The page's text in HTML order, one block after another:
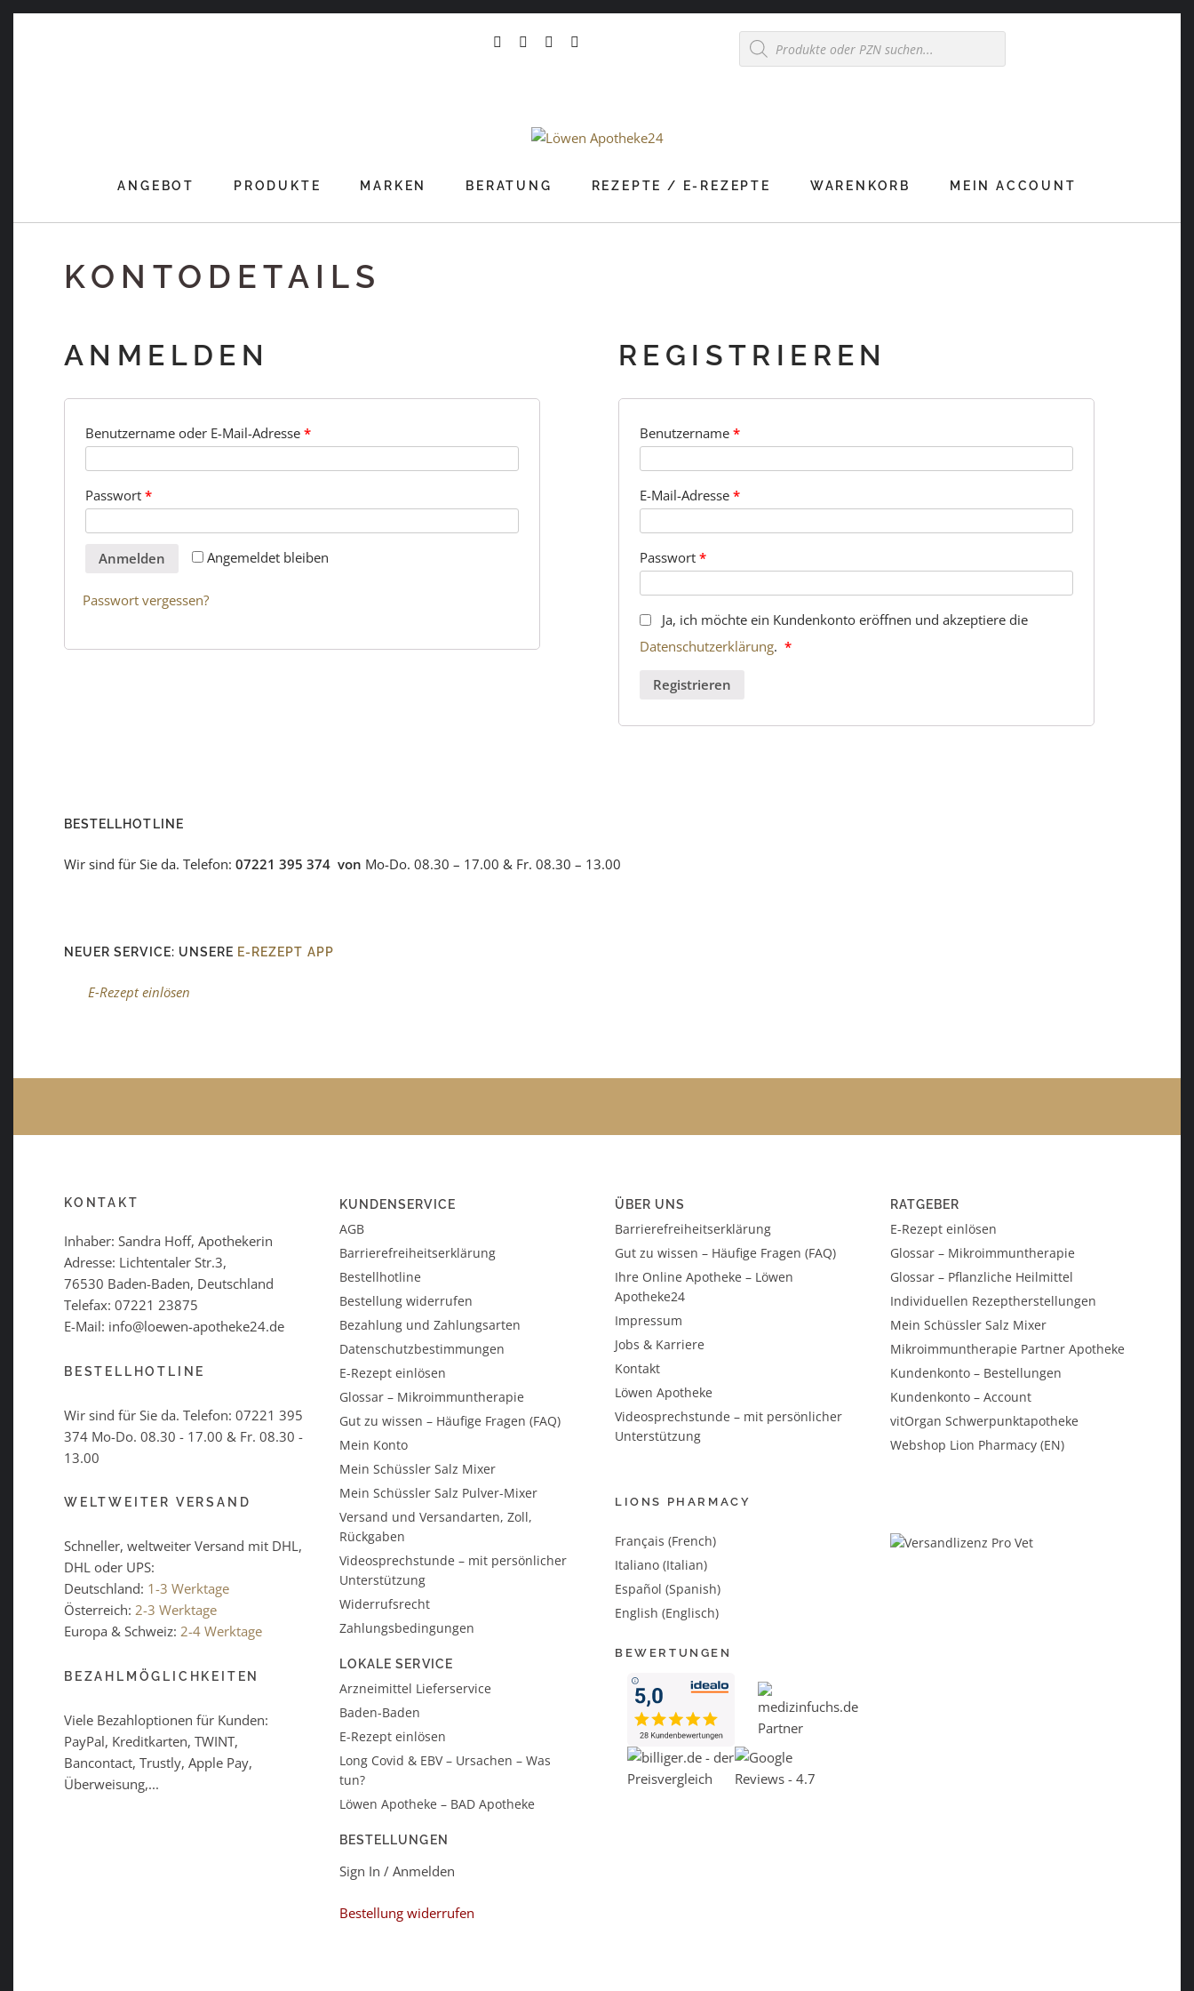
Skip
Products
search
ANGEBOT PRODUKTE MARKEN BERATUNG REZEPTE / E-REZEPTE WARENKORB MEIN ACCOUNT
KONTODETAILS
ANMELDEN
Benutzername oder E-Mail-Adresse *
Passwort *
Angemeldet bleiben
Anmelden
Passwort vergessen?
REGISTRIEREN
Benutzername *
E-Mail-Adresse *
Passwort *
Ja, ich möchte ein Kundenkonto eröffnen und akzeptiere die
Datenschutzerklärung. *
Registrieren
BESTELLHOTLINE
Wir sind für Sie da. Telefon: 07221 395 374 von Mo-Do. 08.30 – 17.00 & Fr. 08.30 – 13.00
NEUER SERVICE: UNSERE E-REZEPT APP
E-Rezept einlösen
KONTAKT
Inhaber: Sandra Hoff, Apothekerin
Adresse: Lichtentaler Str.3,
76530 Baden-Baden, Deutschland
Telefax: 07221 23875
E-Mail: info@loewen-apotheke24.de
BESTELLHOTLINE
Wir sind für Sie da. Telefon: 07221 395
374 Mo-Do. 08.30 - 17.00 & Fr. 08.30 -
13.00
WELTWEITER VERSAND
Schneller, weltweiter Versand mit DHL,
DHL oder UPS:
Deutschland: 1-3 Werktage
Österreich: 2-3 Werktage
Europa & Schweiz: 2-4 Werktage
BEZAHLMÖGLICHKEITEN
Viele Bezahloptionen für Kunden:
PayPal, Kreditkarten, TWINT,
Bancontact, Trustly, Apple Pay,
Überweisung,...
KUNDENSERVICE
AGB
Barrierefreiheitserklärung
Bestellhotline
Bestellung widerrufen
Bezahlung und Zahlungsarten
Datenschutzbestimmungen
E-Rezept einlösen
Glossar – Mikroimmuntherapie
Gut zu wissen – Häufige Fragen (FAQ)
Mein Konto
Mein Schüssler Salz Mixer
Mein Schüssler Salz Pulver-Mixer
Versand und Versandarten, Zoll,
Rückgaben
Videosprechstunde – mit persönlicher
Unterstützung
Widerrufsrecht
Zahlungsbedingungen
LOKALE SERVICE
Arzneimittel Lieferservice
Baden-Baden
E-Rezept einlösen
Long Covid & EBV – Ursachen – Was
tun?
Löwen Apotheke – BAD Apotheke
BESTELLUNGEN
Sign In / Anmelden
Bestellung widerrufen
ÜBER UNS
Barrierefreiheitserklärung
Gut zu wissen – Häufige Fragen (FAQ)
Ihre Online Apotheke – Löwen
Apotheke24
Impressum
Jobs & Karriere
Kontakt
Löwen Apotheke
Videosprechstunde – mit persönlicher
Unterstützung
LIONS PHARMACY
Français (French)
Italiano (Italian)
Español (Spanish)
English (Englisch)
BEWERTUNGEN
RATGEBER
E-Rezept einlösen
Glossar – Mikroimmuntherapie
Glossar – Pflanzliche Heilmittel
Individuellen Rezeptherstellungen
Mein Schüssler Salz Mixer
Mikroimmuntherapie Partner Apotheke
Kundenkonto – Bestellungen
Kundenkonto – Account
vitOrgan Schwerpunktapotheke
Webshop Lion Pharmacy (EN)